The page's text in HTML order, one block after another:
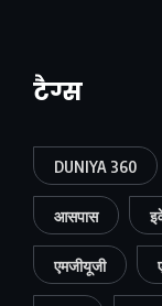
टैग्स
DUNIYA 360
आसपास
एमजीयूजी